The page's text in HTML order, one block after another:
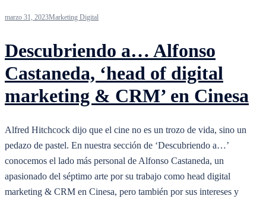
marzo 31, 2023Marketing Digital
Descubriendo a… Alfonso
Castaneda, ‘head of digital
marketing & CRM’ en Cinesa
Alfred Hitchcock dijo que el cine no es un trozo de vida, sino un
pedazo de pastel. En nuestra sección de ‘Descubriendo a…’
conocemos el lado más personal de Alfonso Castaneda, un
apasionado del séptimo arte por su trabajo como head digital
marketing & CRM en Cinesa, pero también por sus intereses y